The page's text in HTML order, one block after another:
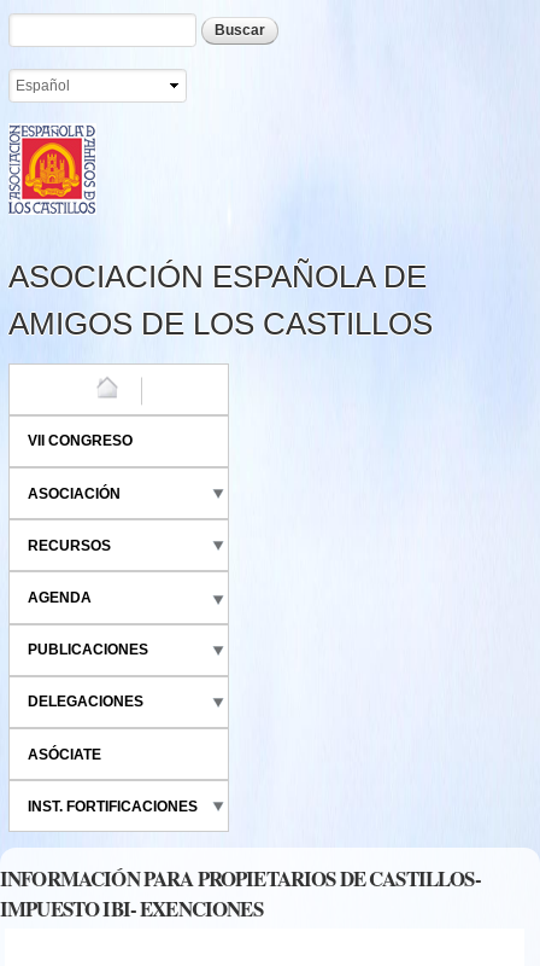
Pasar al
contenido
Formulario de búsqueda
Buscar
ASOCIACIÓN ESPAÑOLA DE
AMIGOS DE LOS CASTILLOS
VII CONGRESO
ASOCIACIÓN
RECURSOS
AGENDA
PUBLICACIONES
DELEGACIONES
ASÓCIATE
INST. FORTIFICACIONES
INFORMACIÓN PARA PROPIETARIOS DE CASTILLOS-
IMPUESTO IBI- EXENCIONES